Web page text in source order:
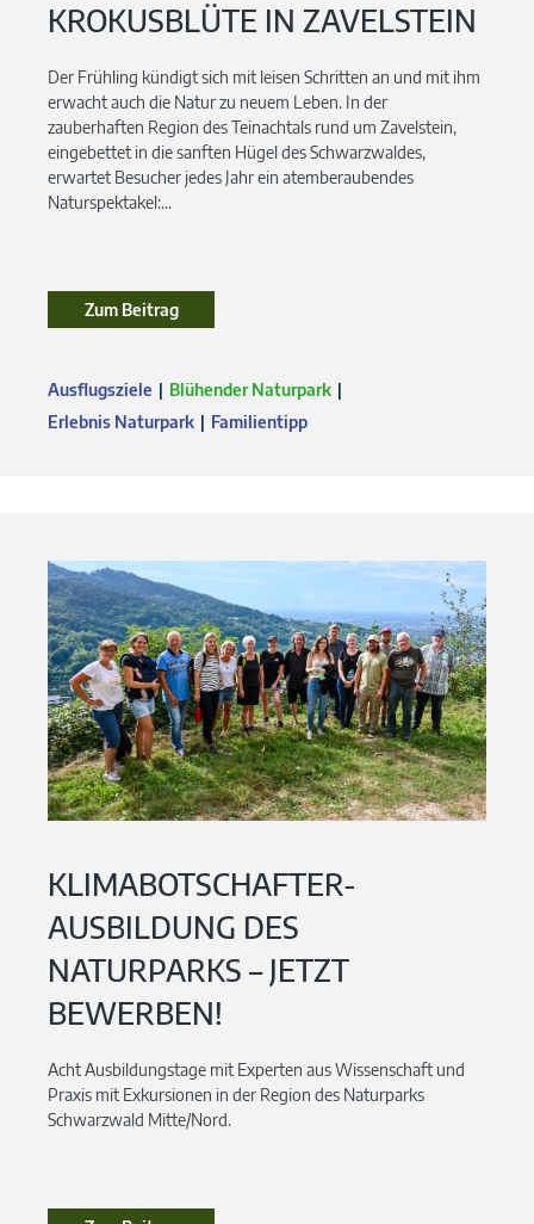
KROKUSBLÜTE IN ZAVELSTEIN
Der Frühling kündigt sich mit leisen Schritten an und mit ihm
erwacht auch die Natur zu neuem Leben. In der
zauberhaften Region des Teinachtals rund um Zavelstein,
eingebettet in die sanften Hügel des Schwarzwaldes,
erwartet Besucher jedes Jahr ein atemberaubendes
Naturspektakel:...
Zum Beitrag
Ausflugsziele
Blühender Naturpark
Erlebnis Naturpark
Familientipp
KLIMABOTSCHAFTER-
AUSBILDUNG DES
NATURPARKS – JETZT
BEWERBEN!
Acht Ausbildungstage mit Experten aus Wissenschaft und
Praxis mit Exkursionen in der Region des Naturparks
Schwarzwald Mitte/Nord.